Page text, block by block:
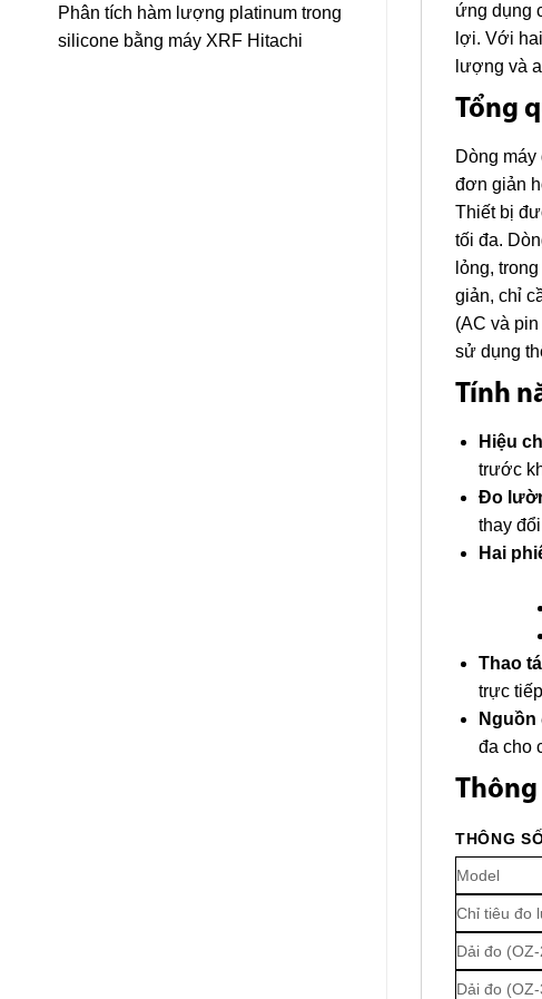
Phân tích hàm lượng platinum trong
silicone bằng máy XRF Hitachi
ứng dụng
lợi. Với
lượng và
Tổng
Dòng
đơn giản
Thiết bị
tối đa.
lỏng,
giản, chỉ
(AC và
sử dụng
Tính
Hiệu
trước
Đo
thay
Hai
Thao
trực
Nguồn
đa cho
THÔNG
Model
Chỉ tiêu đo
Dải đo
Dải đo